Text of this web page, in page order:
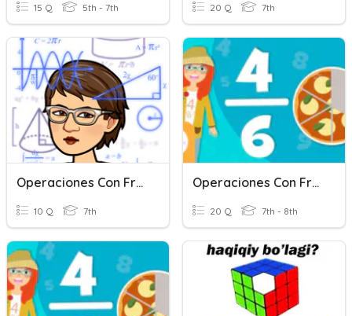
15 Q 5th - 7th 20 Q 7th
Operaciones Con Fracciones
10 Q 7th
Operaciones Con Fracciones
20 Q 7th - 8th